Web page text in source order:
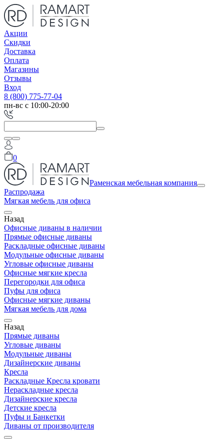
Акции
Скидки
Доставка
Оплата
Магазины
Отзывы
Вход
8 (800) 775-77-04
пн-вс с 10:00-20:00
0
Раменская мебельная компания
Распродажа
Мягкая мебель для офиса
Назад
Офисные диваны в наличии
Прямые офисные диваны
Раскладные офисные диваны
Модульные офисные диваны
Угловые офисные диваны
Офисные мягкие кресла
Перегородки для офиса
Пуфы для офиса
Офисные мягкие диваны
Мягкая мебель для дома
Назад
Прямые диваны
Угловые диваны
Модульные диваны
Дизайнерские диваны
Кресла
Раскладные Кресла кровати
Нераскладные кресла
Дизайнерские кресла
Детские кресла
Пуфы и Банкетки
Диваны от производителя